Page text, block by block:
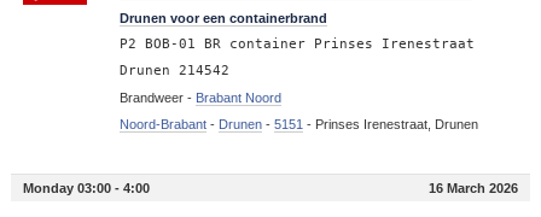
Drunen voor een containerbrand
P2 BOB-01 BR container Prinses Irenestraat
Drunen 214542
Brandweer - Brabant Noord
Noord-Brabant- Drunen- 5151 - Prinses Irenestraat, Drunen
Monday 03:00 - 4:00 16 March 2026